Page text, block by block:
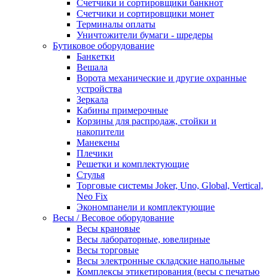
Счетчики и сортировщики банкнот
Счетчики и сортировщики монет
Терминалы оплаты
Уничтожители бумаги - шредеры
Бутиковое оборудование
Банкетки
Вешала
Ворота механические и другие охранные
устройства
Зеркала
Кабины примерочные
Корзины для распродаж, стойки и
накопители
Манекены
Плечики
Решетки и комплектующие
Стулья
Торговые системы Joker, Uno, Global, Vertical,
Neo Fix
Экономпанели и комплектующие
Весы / Весовое оборудование
Весы крановые
Весы лабораторные, ювелирные
Весы торговые
Весы электронные складские напольные
Комплексы этикетирования (весы с печатью